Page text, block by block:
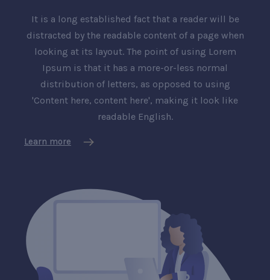
It is a long established fact that a reader will be
distracted by the readable content of a page when
looking at its layout. The point of using Lorem
Ipsum is that it has a more-or-less normal
distribution of letters, as opposed to using
'Content here, content here', making it look like
readable English.
Learn more